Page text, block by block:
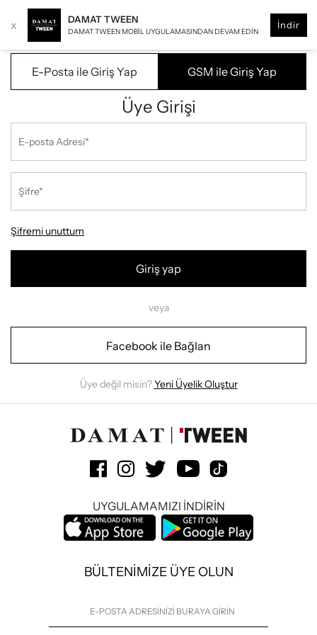
x DAMAT TWEEN
DAMAT TWEEN MOBIL UYGULAMASINDAN DEVAM EDIN
İndir
E-Posta ile Giriş Yap GSM ile Giriş Yap
Üye Girişi
Şifremi unuttum
Giriş yap
veya
Facebook ile Bağlan
Üye değil misin?Yeni Üyelik Oluştur
UYGULAMAMIZI İNDİRİN
BÜLTENİMİZE ÜYE OLUN